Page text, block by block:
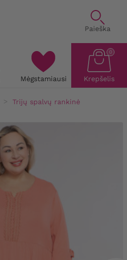
Paieška
Mėgstamiausi Krepšelis
0
Trijų spalvų rankinė